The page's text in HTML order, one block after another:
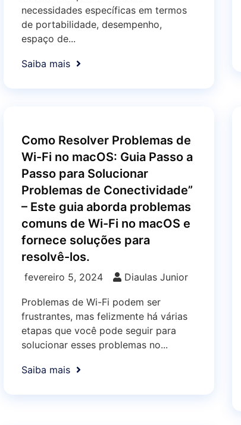
necessidades específicas em termos
de portabilidade, desempenho,
espaço de...
Saiba mais
Como Resolver Problemas de
Wi-Fi no macOS: Guia Passo a
Passo para Solucionar
Problemas de Conectividade”
– Este guia aborda problemas
comuns de Wi-Fi no macOS e
fornece soluções para
resolvê-los.
fevereiro 5, 2024 Diaulas Junior
Problemas de Wi-Fi podem ser
frustrantes, mas felizmente há várias
etapas que você pode seguir para
solucionar esses problemas no...
Saiba mais